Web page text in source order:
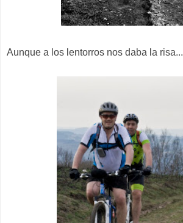
Aunque a los lentorros nos daba la risa...